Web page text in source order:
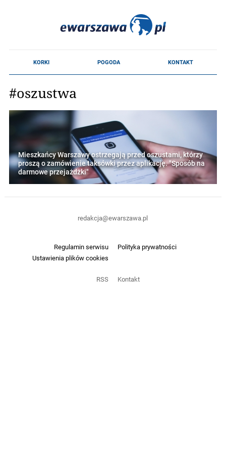
#oszustwa
Mieszkańcy Warszawy ostrzegają przed oszustami, którzy
proszą o zamówienie taksówki przez aplikację. "Sposób na
darmowe przejażdżki"
Regulamin serwisu
Polityka prywatności
Ustawienia plików cookies
RSS Kontakt
redakcja@ewarszawa.pl